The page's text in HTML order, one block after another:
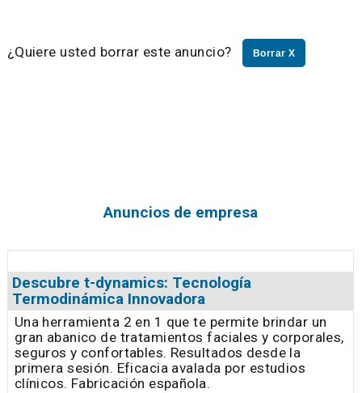
¿Quiere usted borrar este anuncio? Borrar X
Anuncios de empresa
Descubre t-dynamics: Tecnología
Termodinámica Innovadora
Una herramienta 2 en 1 que te permite brindar un
gran abanico de tratamientos faciales y corporales,
seguros y confortables. Resultados desde la
primera sesión. Eficacia avalada por estudios
clínicos. Fabricación española.